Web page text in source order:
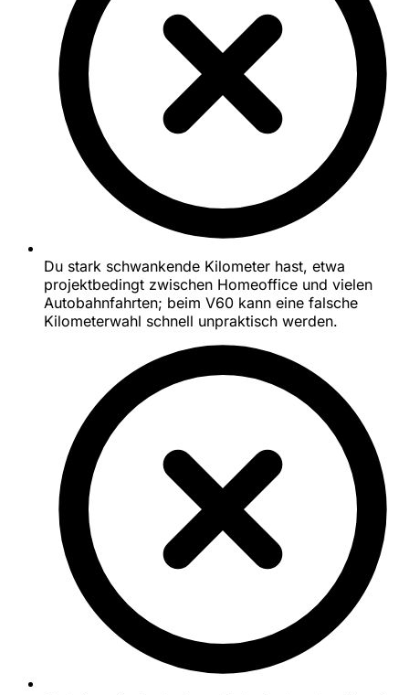
Du stark schwankende Kilometer hast, etwa
projektbedingt zwischen Homeoffice und vielen
Autobahnfahrten; beim V60 kann eine falsche
Kilometerwahl schnell unpraktisch werden.